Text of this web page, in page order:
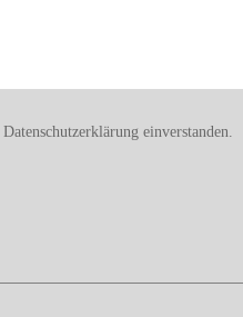
Datenschutzerklärungeinverstanden.